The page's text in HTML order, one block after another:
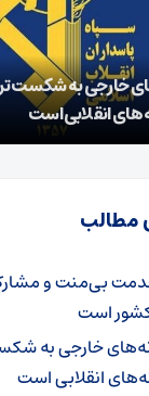
خارجی به شکست
انقلابی است
مطالب
بی‌منت و
است
خارجی به
انقلابی است